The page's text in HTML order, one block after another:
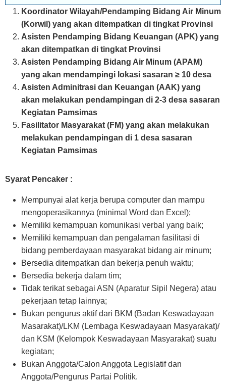
Koordinator Wilayah/Pendamping Bidang Air Minum
(Korwil) yang akan ditempatkan di tingkat Provinsi
Asisten Pendamping Bidang Keuangan (APK) yang
akan ditempatkan di tingkat Provinsi
Asisten Pendamping Bidang Air Minum (APAM)
yang akan mendampingi lokasi sasaran ≥ 10 desa
Asisten Adminitrasi dan Keuangan (AAK) yang
akan melakukan pendampingan di 2-3 desa sasaran
Kegiatan Pamsimas
Fasilitator Masyarakat (FM) yang akan melakukan
melakukan pendampingan di 1 desa sasaran
Kegiatan Pamsimas
Syarat Pencaker :
Mempunyai alat kerja berupa computer dan mampu
mengoperasikannya (minimal Word dan Excel);
Memiliki kemampuan komunikasi verbal yang baik;
Memiliki kemampuan dan pengalaman fasilitasi di
bidang pemberdayaan masyarakat bidang air minum;
Bersedia ditempatkan dan bekerja penuh waktu;
Bersedia bekerja dalam tim;
Tidak terikat sebagai ASN (Aparatur Sipil Negera) atau
pekerjaan tetap lainnya;
Bukan pengurus aktif dari BKM (Badan Keswadayaan
Masarakat)/LKM (Lembaga Keswadayaan Masyarakat)/
dan KSM (Kelompok Keswadayaan Masyarakat) suatu
kegiatan;
Bukan Anggota/Calon Anggota Legislatif dan
Anggota/Pengurus Partai Politik.